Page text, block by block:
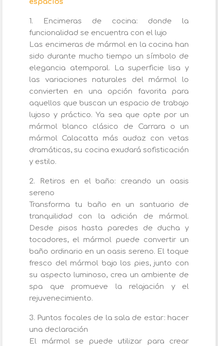
espacios
1. Encimeras de cocina: donde la
funcionalidad se encuentra con el lujo
Las encimeras de mármol en la cocina han
sido durante mucho tiempo un símbolo de
elegancia atemporal. La superficie lisa y
las variaciones naturales del mármol lo
convierten en una opción favorita para
aquellos que buscan un espacio de trabajo
lujoso y práctico. Ya sea que opte por un
mármol blanco clásico de Carrara o un
mármol Calacatta más audaz con vetas
dramáticas, su cocina exudará sofisticación
y estilo.
2. Retiros en el baño: creando un oasis
sereno
Transforma tu baño en un santuario de
tranquilidad con la adición de mármol.
Desde pisos hasta paredes de ducha y
tocadores, el mármol puede convertir un
baño ordinario en un oasis sereno. El toque
fresco del mármol bajo los pies, junto con
su aspecto luminoso, crea un ambiente de
spa que promueve la relajación y el
rejuvenecimiento.
3. Puntos focales de la sala de estar: hacer
una declaración
El mármol se puede utilizar para crear